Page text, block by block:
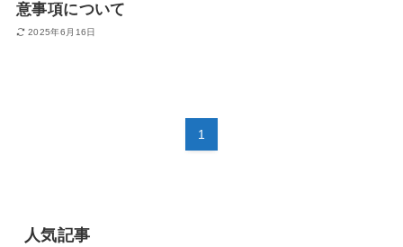
意事項について
2025年6月16日
1
人気記事